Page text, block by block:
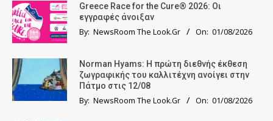
Greece Race for the Cure® 2026: Οι
εγγραφές άνοιξαν
By: NewsRoom The Look.Gr On: 01/08/2026
Norman Hyams: Η πρώτη διεθνής έκθεση
ζωγραφικής του καλλιτέχνη ανοίγει στην
Πάτμο στις 12/08
By: NewsRoom The Look.Gr On: 01/08/2026